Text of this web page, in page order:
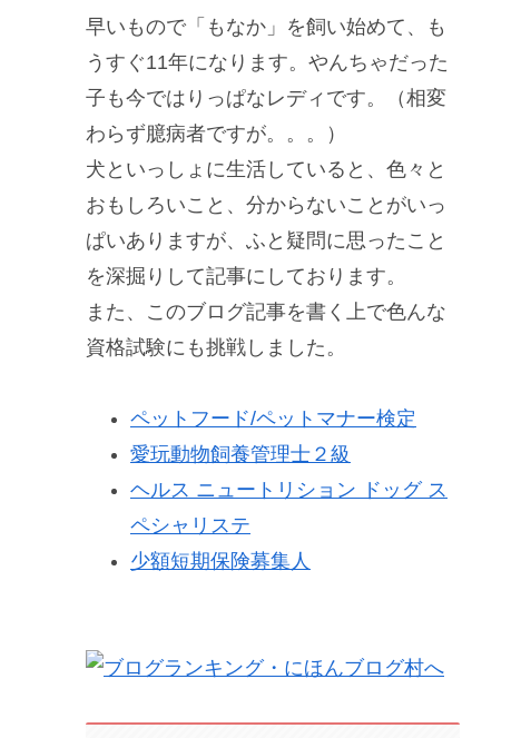
早いもので「もなか」を飼い始めて、も
うすぐ11年になります。やんちゃだった
子も今ではりっぱなレディです。（相変
わらず臆病者ですが。。。）
犬といっしょに生活していると、色々と
おもしろいこと、分からないことがいっ
ぱいありますが、ふと疑問に思ったこと
を深掘りして記事にしております。
また、このブログ記事を書く上で色んな
資格試験にも挑戦しました。
ペットフード/ペットマナー検定
愛玩動物飼養管理士２級
ヘルス ニュートリション ドッグ ス
ペシャリステ
少額短期保険募集人